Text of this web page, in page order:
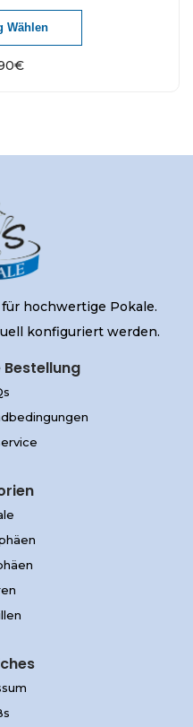
€
Wählen
hochwertige Pokale.
konfiguriert werden.
Bestellung